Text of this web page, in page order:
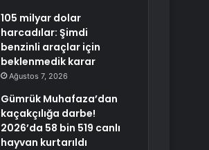
105 milyar dolar
harcadılar: Şimdi
benzinli araçlar için
beklenmedik karar
Ağustos 7, 2026
Gümrük Muhafaza’dan
kaçakçılığa darbe!
2026’da 58 bin 519 canlı
hayvan kurtarıldı